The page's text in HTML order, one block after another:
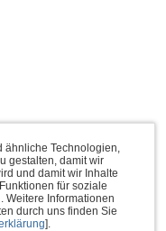
ähnliche Technologien,
gestalten, damit wir
und damit wir Inhalte
für soziale
Weitere Informationen
durch uns finden Sie
].